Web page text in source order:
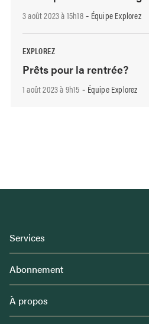
3 août 2023 à 15h18- Équipe Explorez
EXPLOREZ
Prêts pour la rentrée?
1 août 2023 à 9h15 - Équipe Explorez
Services
Abonnement
À propos